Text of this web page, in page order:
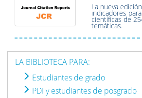
La nueva
indicadores
científicas de
temáticas.
LA BIBLIOTECA PARA:
Estudiantes de grado
PDI y estudiantes de posgrado